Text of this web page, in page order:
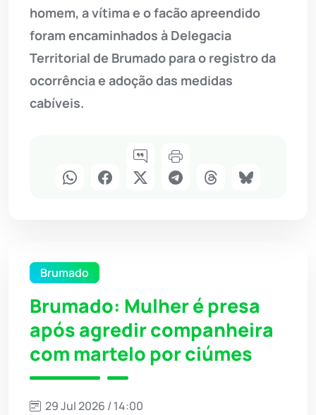
homem, a vítima e o facão apreendido
foram encaminhados à Delegacia
Territorial de Brumado para o registro da
ocorrência e adoção das medidas
cabíveis.
Brumado
Brumado: Mulher é presa
após agredir companheira
com martelo por ciúmes
29 Jul 2026 / 14:00